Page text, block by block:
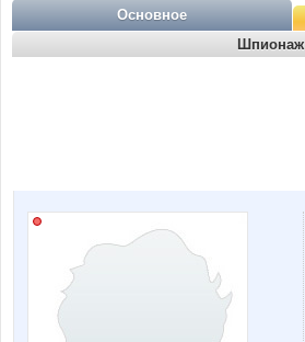
Основное
Шпионаж